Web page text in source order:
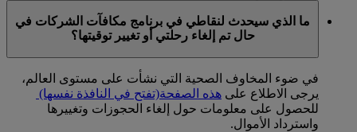
ما الذي سيحدث لنقاطي في برنامج مكافآت الشركات في
حال تم إلغاء رحلتي أو تغيير توقيتها؟
في ضوء المخاوف الصحية التي نشأت على مستوى العالم،
يرجى الاطلاع على هذه الصفحة(تفتح في النافذة نفسها)
للحصول على معلومات حول إلغاء الحجوزات وتغييرها
واسترداد الأموال.